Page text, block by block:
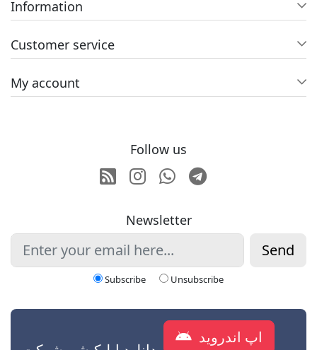
Information
Customer service
My account
Follow us
RSSInstagram
Whatsapp
Telegram
Newsletter
Send
Subscribe Unsubscribe
اپ اندروید